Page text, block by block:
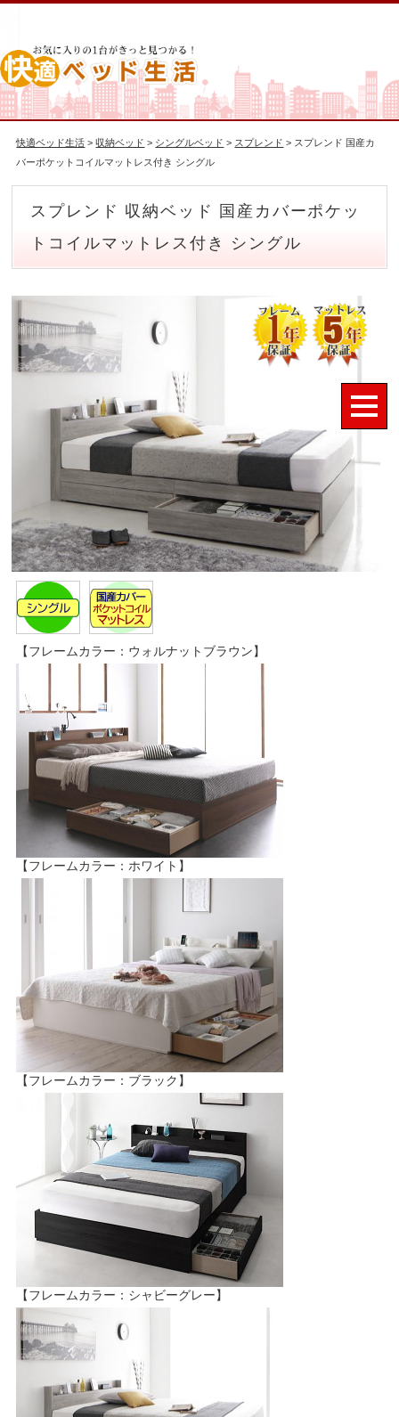
快適ベッド生活 >収納ベッド > シングルベッド > スプレンド > スプレンド 国産カ
バーポケットコイルマットレス付き シングル
スプレンド 収納ベッド 国産カバーポケッ
トコイルマットレス付き シングル
【フレームカラー：ウォルナットブラウン】
【フレームカラー：ホワイト】
【フレームカラー：ブラック】
【フレームカラー：シャビーグレー】